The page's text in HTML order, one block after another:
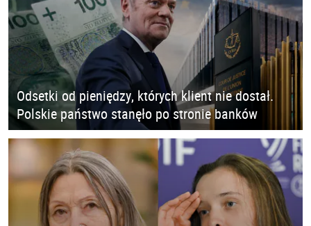
Odsetki od pieniędzy, których klient nie dostał.
Polskie państwo stanęło po stronie banków